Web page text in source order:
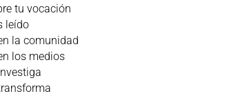
tu vocación
leído
la comunidad
los medios